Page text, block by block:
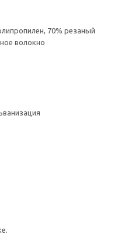
70% резаный
волокно